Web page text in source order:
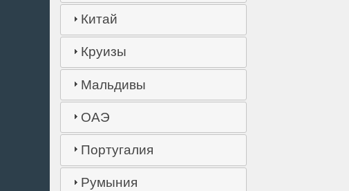
Китай
Круизы
Мальдивы
ОАЭ
Португалия
Румыния